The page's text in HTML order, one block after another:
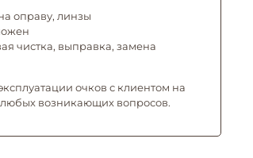
оправу, линзы
чистка, выправка, замена
очков с клиентом на
возникающих вопросов.